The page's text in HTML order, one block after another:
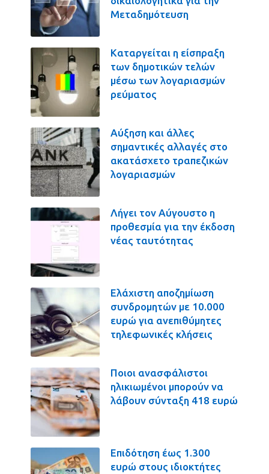
Μεταδημότευση
Καταργείται η είσπραξη
των δημοτικών τελών
μέσω των λογαριασμών
ρεύματος
Αύξηση και άλλες
σημαντικές αλλαγές στο
ακατάσχετο τραπεζικών
λογαριασμών
Λήγει τον Αύγουστο η
προθεσμία για την έκδοση
νέας ταυτότητας
Ελάχιστη αποζημίωση
συνδρομητών με 10.000
ευρώ για ανεπιθύμητες
τηλεφωνικές κλήσεις
Ποιοι ανασφάλιστοι
ηλικιωμένοι μπορούν να
λάβουν σύνταξη 418 ευρώ
Επιδότηση έως 1.300
ευρώ στους ιδιοκτήτες